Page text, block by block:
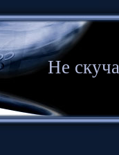
Не